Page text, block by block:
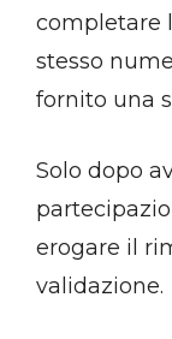
completare
stesso
fornito una
Solo dopo
erogare il
validazione.